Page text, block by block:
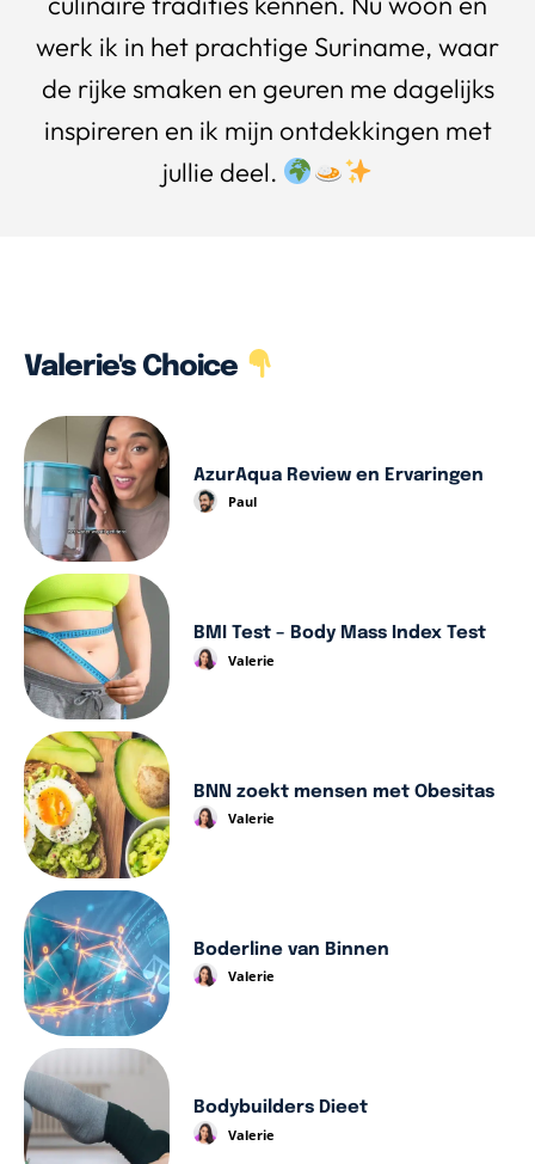
werk ik in het prachtige Suriname, waar
de rijke smaken en geuren me dagelijks
inspireren en ik mijn ontdekkingen met
jullie deel.
Valerie's Choice
AzurAqua Review en Ervaringen
Paul
BMI Test – Body Mass Index Test
Valerie
BNN zoekt mensen met Obesitas
Valerie
Boderline van Binnen
Valerie
Bodybuilders Dieet
Valerie